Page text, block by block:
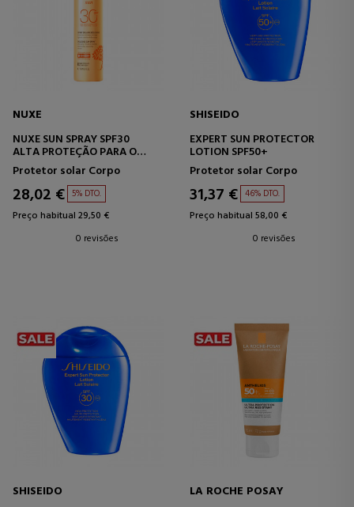
NUXE
NUXE SUN SPRAY SPF30
ALTA PROTEÇÃO PARA O
ROSTO E O CORPO.
Protetor solar Corpo
28,02 € 5% DTO.
Preço habitual 29,50 €
0 revisões
SHISEIDO
EXPERT SUN PROTECTOR
LOTION SPF50+
Protetor solar Corpo
31,37 € 46% DTO.
Preço habitual 58,00 €
0 revisões
SHISEIDO
LA ROCHE POSAY